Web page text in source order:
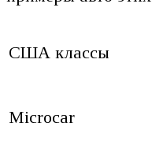
США классы
Microcar